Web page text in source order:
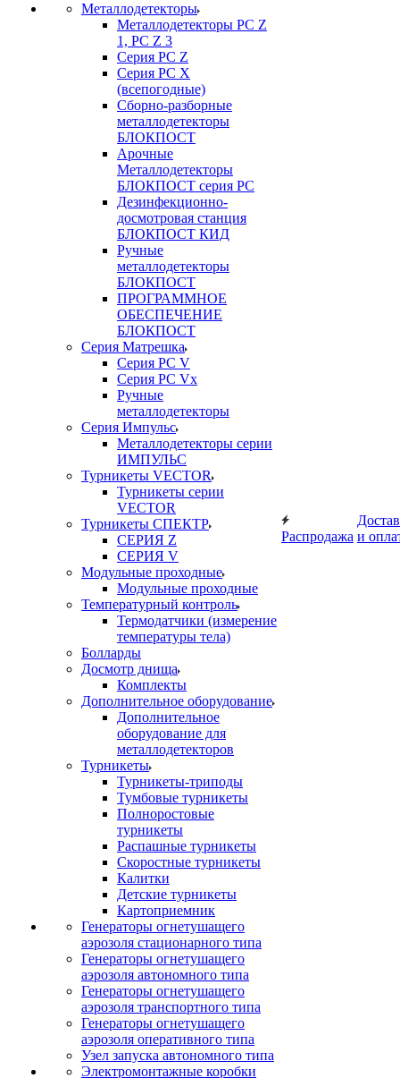
Металлодетекторы
Металлодетекторы РС Z
1, PC Z 3
Серия РС Z
Серия РС X
(всепогодные)
Сборно-разборные
металлодетекторы
БЛОКПОСТ
Арочные
Металлодетекторы
БЛОКПОСТ серия РС
Дезинфекционно-
досмотровая станция
БЛОКПОСТ КИД
Ручные
металлодетекторы
БЛОКПОСТ
ПРОГРАММНОЕ
ОБЕСПЕЧЕНИЕ
БЛОКПОСТ
Серия Матрешка
Серия PC V
Серия PC Vx
Ручные
металлодетекторы
Серия Импульс
Металлодетекторы серии
ИМПУЛЬС
Турникеты VECTOR
Турникеты серии
VECTOR
Турникеты СПЕКТР
СЕРИЯ Z
СЕРИЯ V
Модульные проходные
Модульные проходные
Температурный контроль
Термодатчики (измерение
температуры тела)
Болларды
Досмотр днища
Комплекты
Дополнительное оборудование
Дополнительное
оборудование для
металлодетекторов
Турникеты
Турникеты-триподы
Тумбовые турникеты
Полноростовые
турникеты
Распашные турникеты
Скоростные турникеты
Калитки
Детские турникеты
Картоприемник
Генераторы огнетушащего
аэрозоля стационарного типа
Генераторы огнетушащего
аэрозоля автономного типа
Генераторы огнетушащего
аэрозоля транспортного типа
Генераторы огнетушащего
аэрозоля оперативного типа
Узел запуска автономного типа
Электромонтажные коробки
Распродажа и